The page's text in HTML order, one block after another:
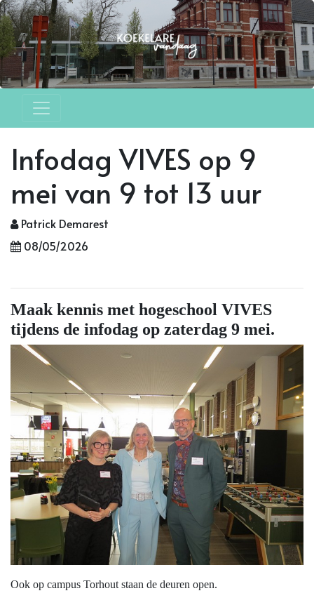
Infodag VIVES op 9
mei van 9 tot 13 uur
Patrick Demarest
08/05/2026
Maak kennis met hogeschool VIVES
tijdens de infodag op zaterdag 9 mei.
Ook op campus Torhout staan de deuren open.